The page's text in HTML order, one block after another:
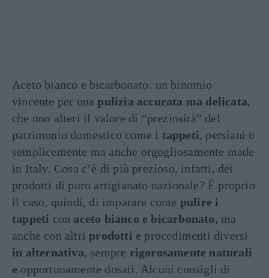
Aceto bianco e bicarbonato: un binomio
vincente per unapulizia accurata ma delicata,
che non alteri il valore di “preziosità” del
patrimonio domestico come i tappeti, persiani o
semplicemente ma anche orgogliosamente made
in Italy. Cosa c’è di più prezioso, infatti, dei
prodotti di puro artigianato nazionale? È proprio
il caso, quindi, di imparare come pulire i
tappeti con aceto bianco e bicarbonato, ma
anche con altri prodotti e procedimenti diversi
in alternativa, sempre rigorosamente naturali
e opportunamente dosati. Alcuni consigli di